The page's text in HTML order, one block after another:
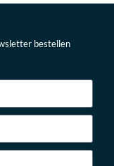
bestellen